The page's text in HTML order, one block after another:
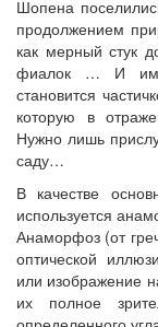
Шопена
продолжением
как мерный стук
фиалок … И
становится
которую в
Нужно лишь
саду…
В качестве
используется
Анаморфоз (от
оптической
или изображение
их полное